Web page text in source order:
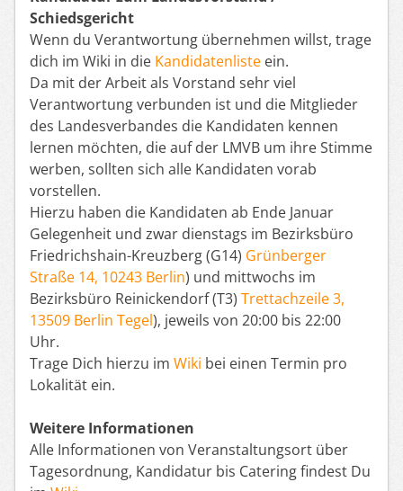
Schiedsgericht
Wenn du Verantwortung übernehmen willst, trage
dich im Wiki in die Kandidatenliste ein.
Da mit der Arbeit als Vorstand sehr viel
Verantwortung verbunden ist und die Mitglieder
des Landesverbandes die Kandidaten kennen
lernen möchten, die auf der LMVB um ihre Stimme
werben, sollten sich alle Kandidaten vorab
vorstellen.
Hierzu haben die Kandidaten ab Ende Januar
Gelegenheit und zwar dienstags im Bezirksbüro
Friedrichshain-Kreuzberg (G14) Grünberger
Straße 14, 10243 Berlin) und mittwochs im
Bezirksbüro Reinickendorf (T3) Trettachzeile 3,
13509 Berlin Tegel), jeweils von 20:00 bis 22:00
Uhr.
Trage Dich hierzu im Wiki bei einen Termin pro
Lokalität ein.
Weitere Informationen
Alle Informationen von Veranstaltungsort über
Tagesordnung, Kandidatur bis Catering findest Du